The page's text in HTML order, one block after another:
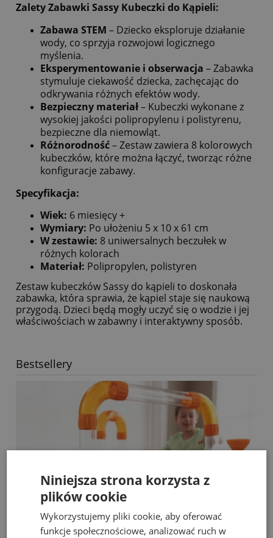
Zalety Zabawki Sassy Kubeczki do Kąpieli:
Zabawa STEM – Dziecko eksploruje działanie
wody, co sprzyja rozwojowi logicznego
myślenia.
Eksperymentowanie i obserwacja – Zabawka
stymuluje ciekawość dziecka, zachęcając do
odkrywania różnych efektów wody.
Bezpieczny materiał– Kubeczki wykonane z
wysokiej jakości polipropylenu i polistyrenu,
bezpieczne dla niemowląt.
Różnorodność– Zestaw zawiera 8 kolorowych
kubeczków, które można łączyć, tworząc różne
konfiguracje zabawy.
Specyfikacja:
Wiek: 6 miesięcy +
Wymiary: Po ułożeniu 5 x 10 x 61 cm
W zestawie: 8 uniwersalnych beczułek w
różnych kolorach
Materiał: Polipropylen, polistyren
Zestaw kubeczków Sassy do kąpieli to doskonała
zabawka, która sprawia, że kąpiel staje się naukową
przygodą. Dzieci będą mogły uczyć się o wodzie i jej
właściwościach w zabawny i interaktywny sposób.
Bestsellery
Niniejsza strona korzysta z
plików cookie
Wykorzystujemy pliki cookie, aby oferować
funkcje społecznościowe, analizować ruch w